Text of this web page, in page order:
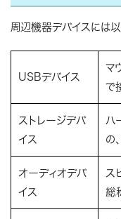
周辺機器デバイスには
USBデバイス
マ
で
ストレージデバ
イス
ハ
の
オーディオデバ
イス
ス
総